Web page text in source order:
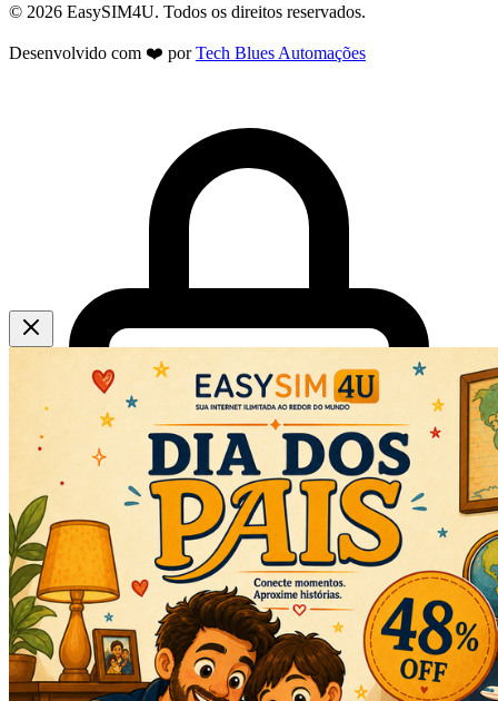
© 2026 EasySIM4U. Todos os direitos reservados.
Desenvolvido com ❤️ porTech Blues Automações
Utilizamos cookies para melhorar sua experiência. Ao continuar
navegando, você concorda com nossaPolítica de Privacidade.